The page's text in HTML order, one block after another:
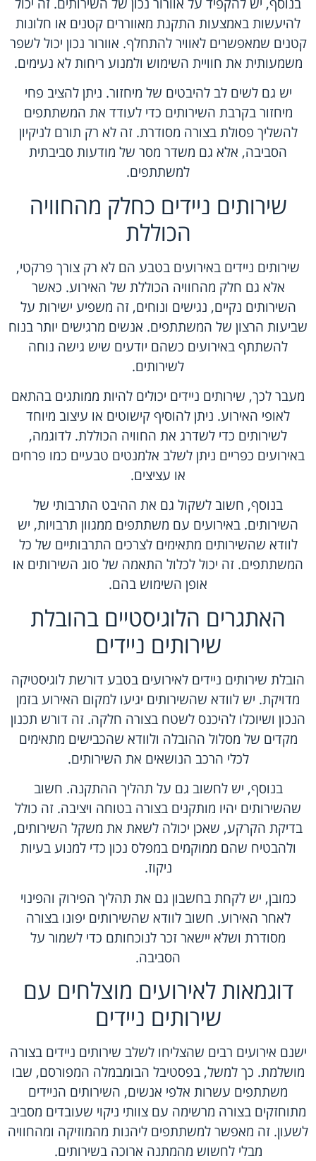
להיעשות באמצעות התקנת מאווררים קטנים או חלונות
קטנים שמאפשרים לאוויר להתחלף. אוורור נכון יכול לשפר
משמעותית את חוויית השימוש ולמנוע ריחות לא נעימים.
יש גם לשים לב להיבטים של מיחזור. ניתן להציב פחי
מיחזור בקרבת השירותים כדי לעודד את המשתתפים
להשליך פסולת בצורה מסודרת. זה לא רק תורם לניקיון
הסביבה, אלא גם משדר מסר של מודעות סביבתית
למשתתפים.
שירותים ניידים כחלק מהחוויה
הכוללת
שירותים ניידים באירועים בטבע הם לא רק צורך פרקטי,
אלא גם חלק מהחוויה הכוללת של האירוע. כאשר
השירותים נקיים, נגישים ונוחים, זה משפיע ישירות על
שביעות הרצון של המשתתפים. אנשים מרגישים יותר בנוח
להשתתף באירועים כשהם יודעים שיש גישה נוחה
לשירותים.
מעבר לכך, שירותים ניידים יכולים להיות ממותגים בהתאם
לאופי האירוע. ניתן להוסיף קישוטים או עיצוב מיוחד
לשירותים כדי לשדרג את החוויה הכוללת. לדוגמה,
באירועים כפריים ניתן לשלב אלמנטים טבעיים כמו פרחים
או עציצים.
בנוסף, חשוב לשקול גם את ההיבט התרבותי של
השירותים. באירועים עם משתתפים ממגוון תרבויות, יש
לוודא שהשירותים מתאימים לצרכים התרבותיים של כל
המשתתפים. זה יכול לכלול התאמה של סוג השירותים או
אופן השימוש בהם.
האתגרים הלוגיסטיים בהובלת
שירותים ניידים
הובלת שירותים ניידים לאירועים בטבע דורשת לוגיסטיקה
מדויקת. יש לוודא שהשירותים יגיעו למקום האירוע בזמן
הנכון ושיוכלו להיכנס לשטח בצורה חלקה. זה דורש תכנון
מקדים של מסלול ההובלה ולוודא שהכבישים מתאימים
לכלי הרכב הנושאים את השירותים.
בנוסף, יש לחשוב גם על תהליך ההתקנה. חשוב
שהשירותים יהיו מותקנים בצורה בטוחה ויציבה. זה כולל
בדיקת הקרקע, שאכן יכולה לשאת את משקל השירותים,
ולהבטיח שהם ממוקמים במפלס נכון כדי למנוע בעיות
ניקוז.
כמובן, יש לקחת בחשבון גם את תהליך הפירוק והפינוי
לאחר האירוע. חשוב לוודא שהשירותים יפונו בצורה
מסודרת ושלא יישאר זכר לנוכחותם כדי לשמור על
הסביבה.
דוגמאות לאירועים מוצלחים עם
שירותים ניידים
ישנם אירועים רבים שהצליחו לשלב שירותים ניידים בצורה
מושלמת. כך למשל, בפסטיבל הבומבמלה המפורסם, שבו
משתתפים עשרות אלפי אנשים, השירותים הניידים
מתוחזקים בצורה מרשימה עם צוותי ניקוי שעובדים מסביב
לשעון. זה מאפשר למשתתפים ליהנות מהמוזיקה ומהחוויה
מבלי לחשוש מהמתנה ארוכה בשירותים.